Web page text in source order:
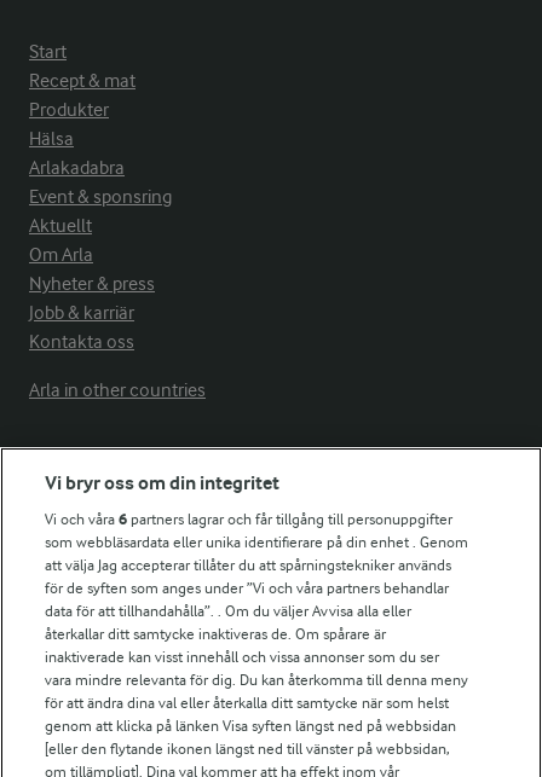
Start
Recept & mat
Produkter
Hälsa
Arlakadabra
Event & sponsring
Aktuellt
Om Arla
Nyheter & press
Jobb & karriär
Kontakta oss
Arla in other countries
Fler Arlasajter
För ägare
Arlas kundportal
Arla.com
Falbygdens Ost
Arla webbshop
Bildbank
Vi bryr oss om din integritet
Vi och våra6 partners lagrar och får tillgång till personuppgifter
som webbläsardata eller unika identifierare på din enhet . Genom
att välja Jag accepterar tillåter du att spårningstekniker används
för de syften som anges under ”Vi och våra partners behandlar
data för att tillhandahålla”. . Om du väljer Avvisa alla eller
återkallar ditt samtycke inaktiveras de. Om spårare är
inaktiverade kan visst innehåll och vissa annonser som du ser
vara mindre relevanta för dig. Du kan återkomma till denna meny
för att ändra dina val eller återkalla ditt samtycke när som helst
genom att klicka på länken Visa syften längst ned på webbsidan
[eller den flytande ikonen längst ned till vänster på webbsidan,
om tillämpligt]. Dina val kommer att ha effekt inom vår